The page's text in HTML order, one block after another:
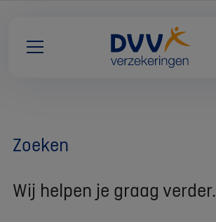
Zoeken
Wij helpen je graag verder.